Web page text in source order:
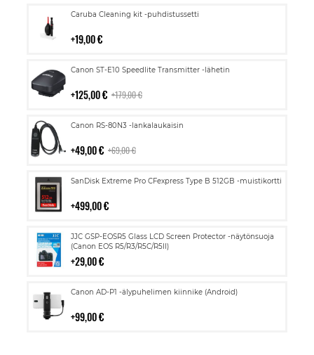
Caruba Cleaning kit -puhdistussetti
19,00 €
Lisää
Canon ST-E10 Speedlite Transmitter -lähetin
125,00 € 179,00 €
Lisää
Canon RS-80N3 -lankalaukaisin
49,00 € 69,00 €
Lisää
SanDisk Extreme Pro CFexpress Type B 512GB -muistikortti
499,00 €
Lisää
JJC GSP-EOSR5 Glass LCD Screen Protector -näytönsuoja
(Canon EOS R5/R3/R5C/R5II)
29,00 €
Lisää
ostoskoriin
Canon AD-P1 -älypuhelimen kiinnike (Android)
99,00 €
Lisää